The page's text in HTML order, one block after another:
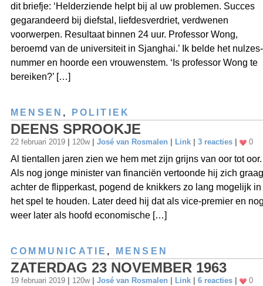
dit briefje: ‘Helderziende helpt bij al uw problemen. Succes
gegarandeerd bij diefstal, liefdesverdriet, verdwenen
voorwerpen. Resultaat binnen 24 uur. Professor Wong,
beroemd van de universiteit in Sjanghai.’ Ik belde het nulzes-
nummer en hoorde een vrouwenstem. ‘Is professor Wong te
bereiken?’ […]
MENSEN , POLITIEK
DEENS SPROOKJE
22 februari 2019 120w José van Rosmalen Link 3 reacties 0
Al tientallen jaren zien we hem met zijn grijns van oor tot oor.
Als nog jonge minister van financiën vertoonde hij zich graag
achter de flipperkast, pogend de knikkers zo lang mogelijk in
het spel te houden. Later deed hij dat als vice-premier en
weer later als hoofd economische […]
COMMUNICATIE , MENSEN
ZATERDAG 23 NOVEMBER 1963
19 februari 2019 120w José van Rosmalen Link 6 reacties 0